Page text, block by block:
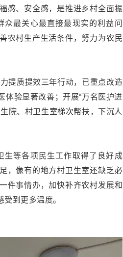
感、安全感，是推进乡村全面振
最关心最直接最现实的利益问
农村生产生活条件，努力为农民
提质提效三年行动，已重点改造
验显著改善；开展“万名医护进
院、村卫生室梯次帮扶，下沉人
生等各项民生工作取得了良好成
，像有的地方村卫生室还缺乏必
件事情办，加快补齐农村发展和
到更多温度。